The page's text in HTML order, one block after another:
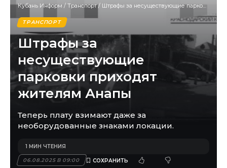
Кубань Информ / Транспорт/ Штрафы за несуществующие парковки приходят жителям Анапы
ТРАНСПОРТ
Штрафы за
несуществующие
парковки приходят
жителям Анапы
Теперь плату взимают даже за
необорудованные знаками локации.
06.08.2025 В 09:00
1 МИН ЧТЕНИЯ